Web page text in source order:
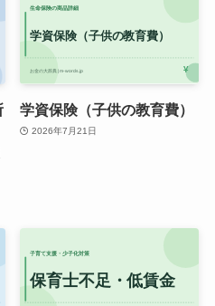
学資保険（子供の教育費）
2026年7月21日